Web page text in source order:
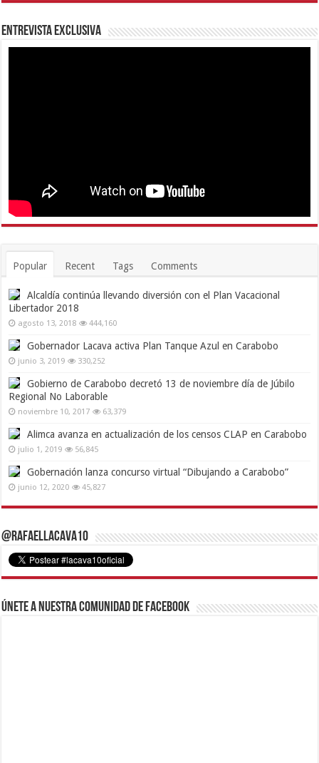
Entrevista Exclusiva
Popular Recent Tags Comments
Alcaldía continúa llevando diversión con el Plan Vacacional
Libertador 2018
agosto 13, 2018 444,160
Gobernador Lacava activa Plan Tanque Azul en Carabobo
junio 3, 2019 330,252
Gobierno de Carabobo decretó 13 de noviembre día de Júbilo
Regional No Laborable
noviembre 10, 2017 63,379
Alimca avanza en actualización de los censos CLAP en Carabobo
julio 1, 2019 56,845
Gobernación lanza concurso virtual “Dibujando a Carabobo”
junio 12, 2020 45,827
@RafaelLacava10
Únete a nuestra comunidad de Facebook